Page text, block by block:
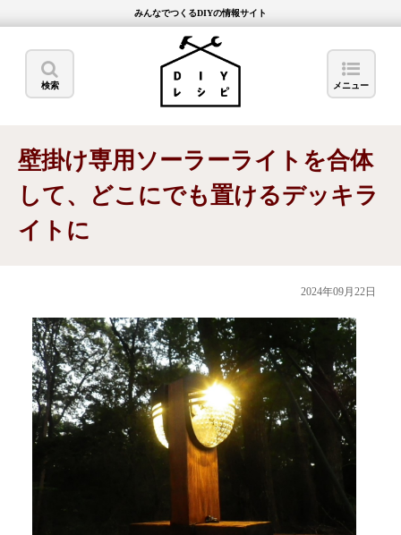
みんなでつくるDIYの情報サイト
検索 メニュー
壁掛け専用ソーラーライトを合体
して、どこにでも置けるデッキラ
イトに
2024年09月22日